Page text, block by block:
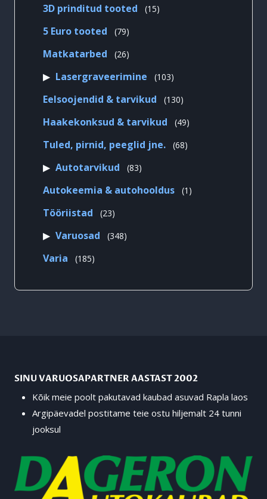
3D prinditud tooted 1515
5 Euro tooted 7979
Matkatarbed 2626
Lasergraveerimine 103103
Eelsoojendid & tarvikud 130130
Haakekonksud & tarvikud 4949
Tuled, pirnid, peeglid jne. 6868
Autotarvikud 8383
Autokeemia & autohooldus 1 1
Tööriistad 2323
Varuosad 348348
Varia 185185
SINU VARUOSAPARTNER AASTAST 2002
Kõik meie poolt pakutavad kaubad asuvad Rapla laos
Argipäevadel postitame teie ostu hiljemalt 24 tunni
jooksul